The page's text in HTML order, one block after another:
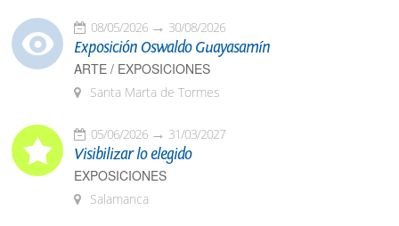
08/05/2026 30/08/2026
Exposición Oswaldo Guayasamín
ARTE / EXPOSICIONES
Santa Marta de Tormes
05/06/2026 31/03/2027
Visibilizar lo elegido
EXPOSICIONES
Salamanca